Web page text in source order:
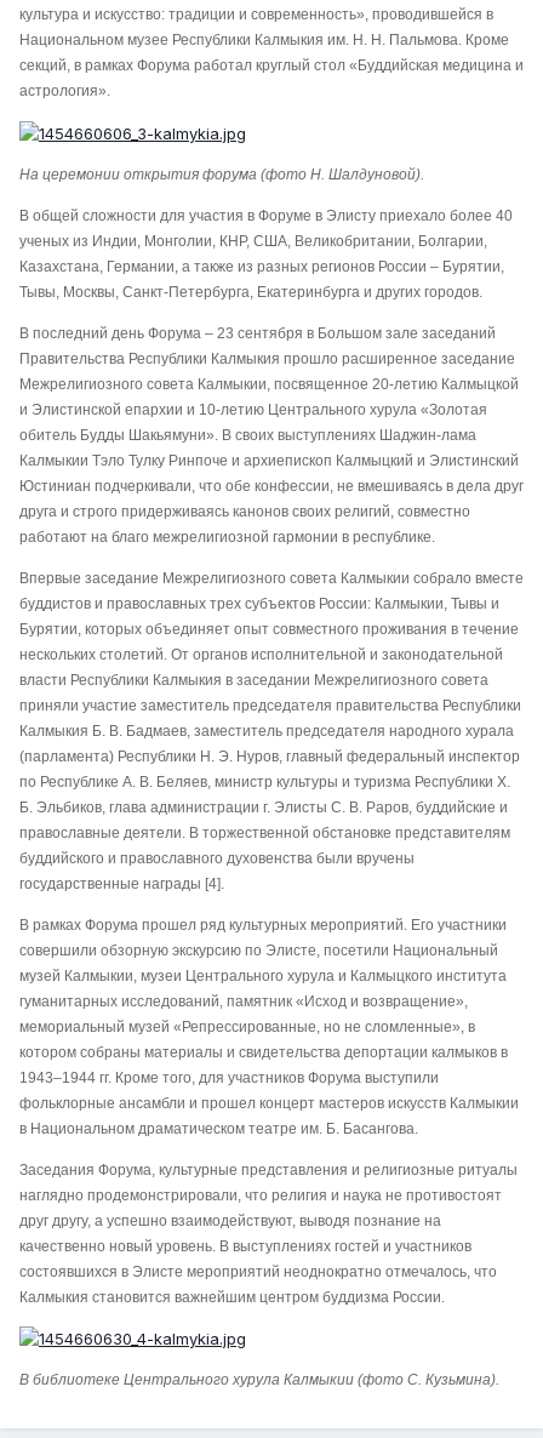
культура и искусство: традиции и современность», проводившейся в
Национальном музее Республики Калмыкия им. Н. Н. Пальмова. Кроме
секций, в рамках Форума работал круглый стол «Буддийская медицина и
астрология».
На церемонии открытия форума (фото Н. Шалдуновой).
В общей сложности для участия в Форуме в Элисту приехало более 40
ученых из Индии, Монголии, КНР, США, Великобритании, Болгарии,
Казахстана, Германии, а также из разных регионов России – Бурятии,
Тывы, Москвы, Санкт-Петербурга, Екатеринбурга и других городов.
В последний день Форума – 23 сентября в Большом зале заседаний
Правительства Республики Калмыкия прошло расширенное заседание
Межрелигиозного совета Калмыкии, посвященное 20-летию Калмыцкой
и Элистинской епархии и 10-летию Центрального хурула «Золотая
обитель Будды Шакьямуни». В своих выступлениях Шаджин-лама
Калмыкии Тэло Тулку Ринпоче и архиепископ Калмыцкий и Элистинский
Юстиниан подчеркивали, что обе конфессии, не вмешиваясь в дела друг
друга и строго придерживаясь канонов своих религий, совместно
работают на благо межрелигиозной гармонии в республике.
Впервые заседание Межрелигиозного совета Калмыкии собрало вместе
буддистов и православных трех субъектов России: Калмыкии, Тывы и
Бурятии, которых объединяет опыт совместного проживания в течение
нескольких столетий. От органов исполнительной и законодательной
власти Республики Калмыкия в заседании Межрелигиозного совета
приняли участие заместитель председателя правительства Республики
Калмыкия Б. В. Бадмаев, заместитель председателя народного хурала
(парламента) Республики Н. Э. Нуров, главный федеральный инспектор
по Республике А. В. Беляев, министр культуры и туризма Республики Х.
Б. Эльбиков, глава администрации г. Элисты С. В. Раров, буддийские и
православные деятели. В торжественной обстановке представителям
буддийского и православного духовенства были вручены
государственные награды [4].
В рамках Форума прошел ряд культурных мероприятий. Его участники
совершили обзорную экскурсию по Элисте, посетили Национальный
музей Калмыкии, музеи Центрального хурула и Калмыцкого института
гуманитарных исследований, памятник «Исход и возвращение»,
мемориальный музей «Репрессированные, но не сломленные», в
котором собраны материалы и свидетельства депортации калмыков в
1943–1944 гг. Кроме того, для участников Форума выступили
фольклорные ансамбли и прошел концерт мастеров искусств Калмыкии
в Национальном драматическом театре им. Б. Басангова.
Заседания Форума, культурные представления и религиозные ритуалы
наглядно продемонстрировали, что религия и наука не противостоят
друг другу, а успешно взаимодействуют, выводя познание на
качественно новый уровень. В выступлениях гостей и участников
состоявшихся в Элисте мероприятий неоднократно отмечалось, что
Калмыкия становится важнейшим центром буддизма России.
В библиотеке Центрального хурула Калмыкии (фото С. Кузьмина).